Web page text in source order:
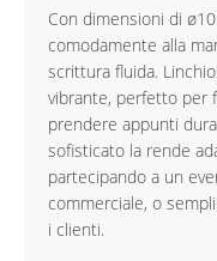
Con dimensioni di
comodamente alla
scrittura fluida.
vibrante, perfetto per
prendere appunti
sofisticato la rende
partecipando a un
commerciale, o
i clienti.